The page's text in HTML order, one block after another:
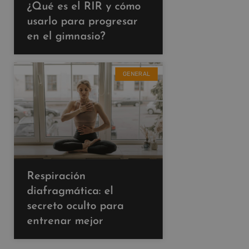
¿Qué es el RIR y cómo
usarlo para progresar
en el gimnasio?
GENERAL
Respiración
diafragmática: el
secreto oculto para
entrenar mejor